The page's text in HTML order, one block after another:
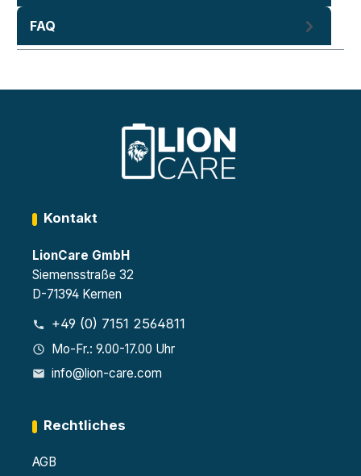
FAQ
Kontakt
LionCare GmbH
Siemensstraße 32
D-71394 Kernen
+49 (0) 7151 2564811
Mo-Fr.: 9.00-17.00 Uhr
info@lion-care.com
Rechtliches
AGB